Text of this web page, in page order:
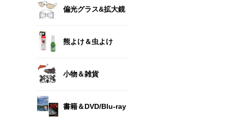
偏光グラス&拡大鏡
熊よけ＆虫よけ
小物＆雑貨
書籍＆DVD/Blu-ray